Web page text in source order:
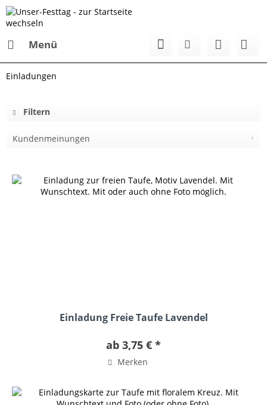
Menü
Einladungen
Filtern
Einladung Freie Taufe Lavendel
ab 3,75 € *
Merken